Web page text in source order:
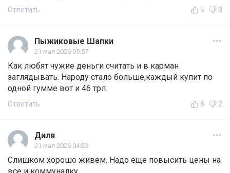
Ответить 5 3
Пыжиковые Шапки
21 мая 2026 05:57
Как любят чужие деньги считать и в карман
заглядывать. Народу стало больше,каждый купит по
одной гумме вот и 46 трл.
Ответить 8 2
Диля
21 мая 2026 04:33
Слишком хорошо живем. Надо еще повысить цены на